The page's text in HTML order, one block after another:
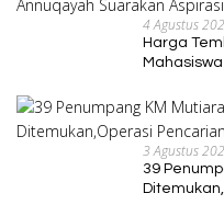
4 Agustus
Harga
3 Agustus
39